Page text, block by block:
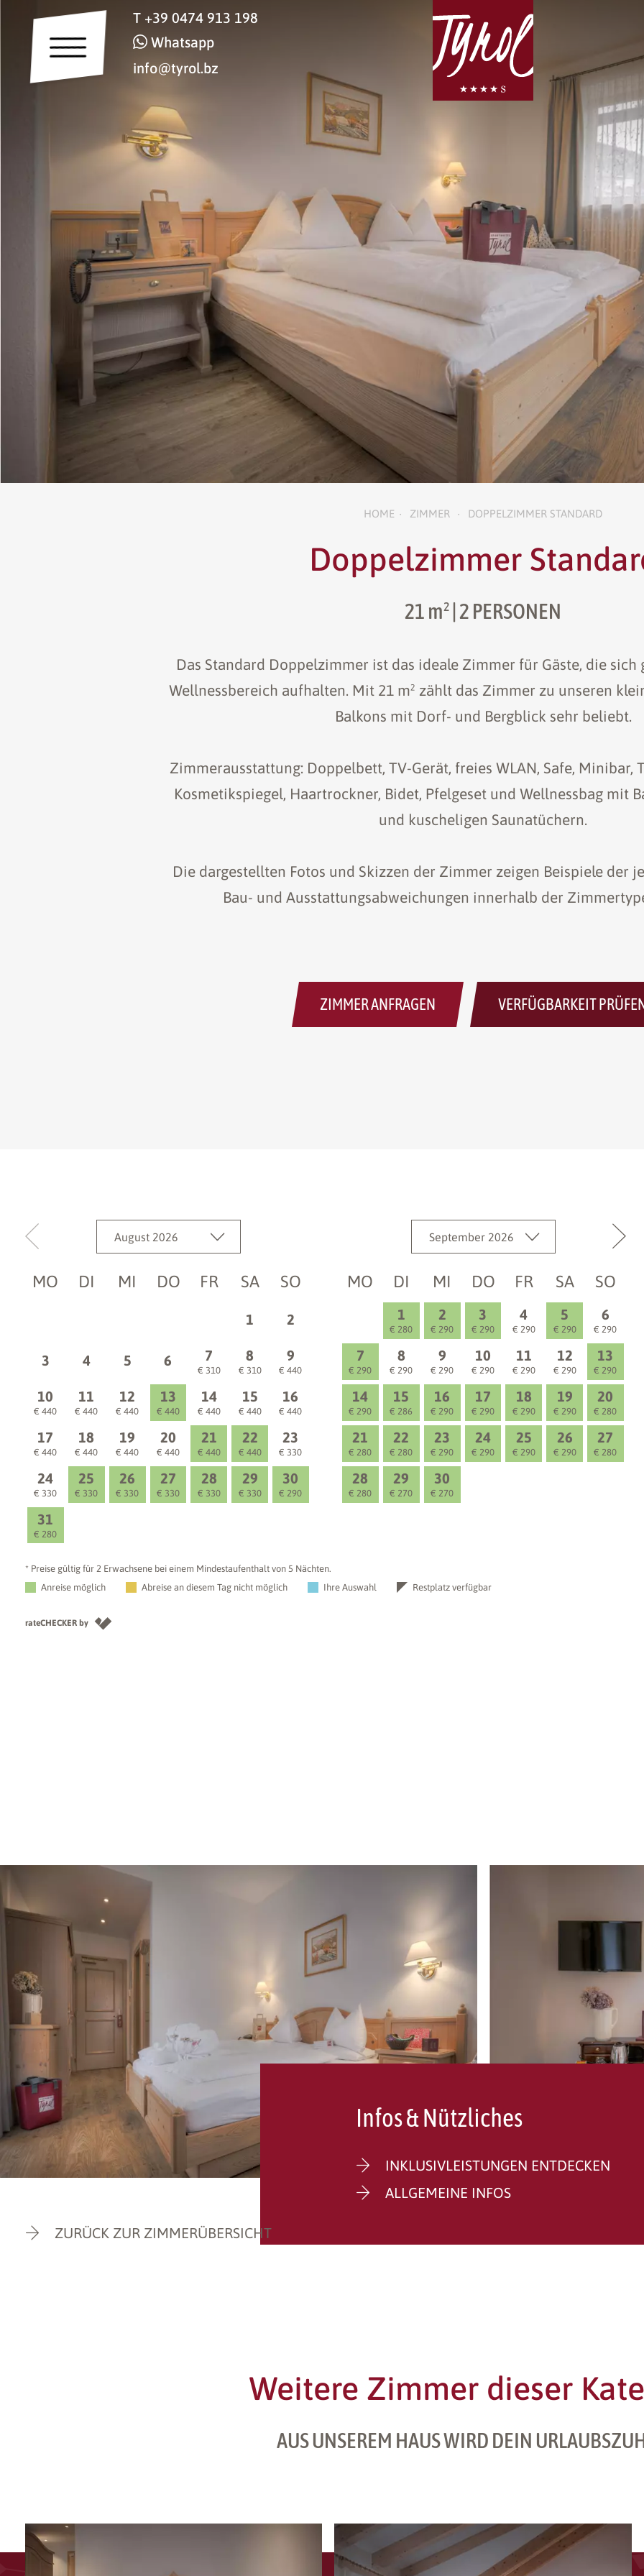
T +39 0474 913 198
Whatsapp
info@tyrol.bz
HOME • ZIMMER • DOPPELZIMMER STANDARD
Doppelzimmer
21 m² | 2 PERSONEN
Das Standard Doppelzimmer ist das ideale Zimmer für Gäste, die
Wellnessbereich aufhalten. Mit 21 m² zählt das Zimmer zu unseren
Balkons mit Dorf- und Bergblick sehr beliebt.
Zimmerausstattung: Doppelbett, TV-Gerät, freies WLAN, Safe, Minibar,
Kosmetikspiegel, Haartrockner, Bidet, Pfelgeset und Wellnessbag mit
und kuscheligen Saunatüchern.
Die dargestellten Fotos und Skizzen der Zimmer zeigen Beispiele der
Bau- und Ausstattungsabweichungen innerhalb der
ZIMMER ANFRAGEN VERFÜGBARKEIT
Infos & Nützliches
INKLUSIVLEISTUNGEN ENTDECKEN
ALLGEMEINE INFOS
ZURÜCK ZUR ZIMMERÜBERSICHT
Weitere Zimmer dieser
AUS UNSEREM HAUS WIRD DEIN